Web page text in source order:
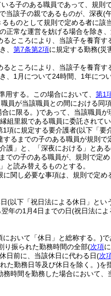
る子のある職員であって、規則
当該子の親であるものが、深夜(
ものとして規則で定める者に該
常な運営を妨げる場合を除き
ところにより、当該子を養育
、 第7条第2項に規定する勤務(災
ところにより、当該子を養育
1月について24時間、1年につ
用する。 この場合において、 第1
員が当該職員との間における同
に限る。)であって、当該職員
組里親である職員に委託されて
1項に規定する要介護者(以下「要
するまでの子のある職員が規則
護」と、「深夜における」とあ
での子のある職員が、規則で定
と読み替えるものとする。
関し必要な事項は、規則で定め
(以下「祝日法による休日」とい
年の1月4日までの日(祝日法によ
において「休日」と総称する。)で
り振られた勤務時間の全部(次項
日前に、当該休日に代わる日(次
た勤務日等及び休日を除く。)を
時間を勤務した場合において